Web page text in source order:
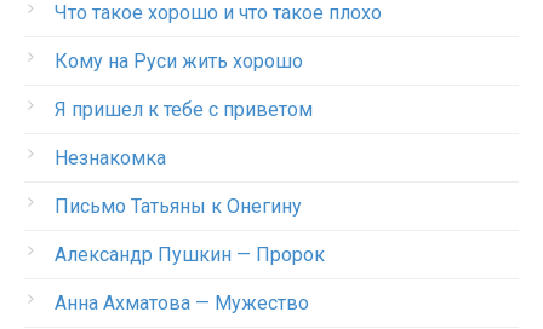
Что такое хорошо и что такое плохо
Кому на Руси жить хорошо
Я пришел к тебе с приветом
Незнакомка
Письмо Татьяны к Онегину
Александр Пушкин — Пророк
Анна Ахматова — Мужество